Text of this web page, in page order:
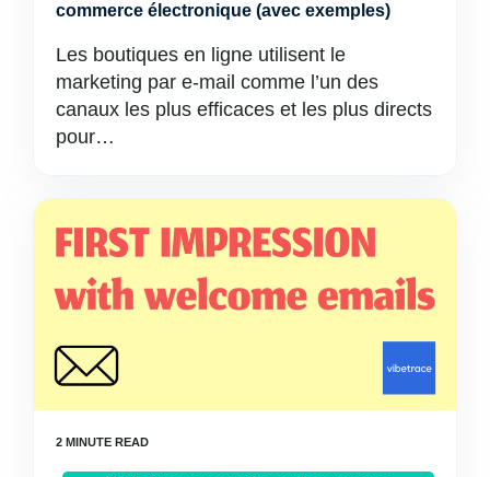
commerce électronique (avec exemples)
Les boutiques en ligne utilisent le
marketing par e-mail comme l’un des
canaux les plus efficaces et les plus directs
pour…